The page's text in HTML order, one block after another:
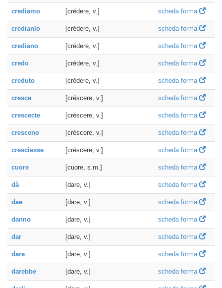
crediamo [crédere, v.] scheda forma
credianlo [crédere, v.] scheda forma
crediano [crédere, v.] scheda forma
credo [crédere, v.] scheda forma
creduto [crédere, v.] scheda forma
cresce [créscere, v.] scheda forma
crescecte [créscere, v.] scheda forma
cresceno [créscere, v.] scheda forma
cresciesse [créscere, v.] scheda forma
cuore [cuore, s.m.] scheda forma
dà [dare, v.] scheda forma
dae [dare, v.] scheda forma
danno [dare, v.] scheda forma
dar [dare, v.] scheda forma
dare [dare, v.] scheda forma
darebbe [dare, v.] scheda forma